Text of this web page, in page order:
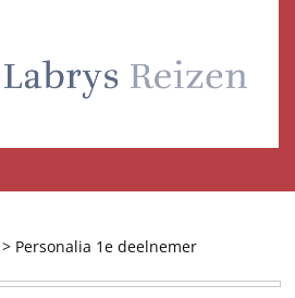
> Personalia 1e deelnemer